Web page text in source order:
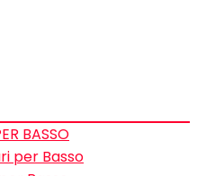
BASSO
per Basso